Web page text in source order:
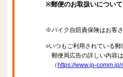
※郵便のお取扱いについ
※バイク自賠責保険はお客
○いつもご利用されている
郵便局広告の詳しい内容
（ https://www.jp-